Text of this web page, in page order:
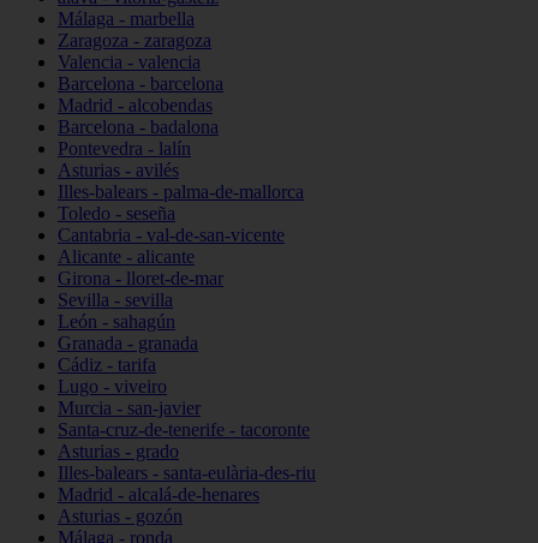
Málaga - marbella
Zaragoza - zaragoza
Valencia - valencia
Barcelona - barcelona
Madrid - alcobendas
Barcelona - badalona
Pontevedra - lalín
Asturias - avilés
Illes-balears - palma-de-mallorca
Toledo - seseña
Cantabria - val-de-san-vicente
Alicante - alicante
Girona - lloret-de-mar
Sevilla - sevilla
León - sahagún
Granada - granada
Cádiz - tarifa
Lugo - viveiro
Murcia - san-javier
Santa-cruz-de-tenerife - tacoronte
Asturias - grado
Illes-balears - santa-eulària-des-riu
Madrid - alcalá-de-henares
Asturias - gozón
Málaga - ronda